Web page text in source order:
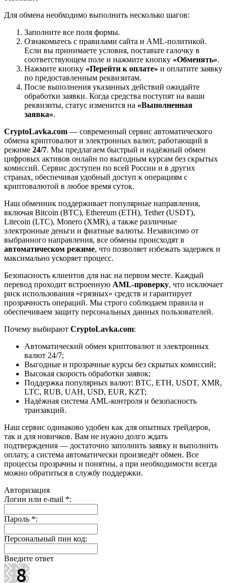
Для обмена необходимо выполнить несколько шагов:
Заполните все поля формы.
Ознакомьтесь с правилами сайта и AML-политикой.
Если вы принимаете условия, поставьте галочку в
соответствующем поле и нажмите кнопку «Обменять».
Нажмите кнопку «Перейти к оплате» и оплатите заявку
по предоставленным реквизитам.
После выполнения указанных действий ожидайте
обработки заявки. Когда средства поступят на ваши
реквизиты, статус изменится на «Выполненная
заявка».
CryptoLavka.com — современный сервис автоматического
обмена криптовалют и электронных валют, работающий в
режиме 24/7. Мы предлагаем быстрый и надёжный обмен
цифровых активов онлайн по выгодным курсам без скрытых
комиссий. Сервис доступен по всей России и в других
странах, обеспечивая удобный доступ к операциям с
криптовалютой в любое время суток.
Наш обменник поддерживает популярные направления,
включая Bitcoin (BTC), Ethereum (ETH), Tether (USDT),
Litecoin (LTC), Monero (XMR), а также различные
электронные деньги и фиатные валюты. Независимо от
выбранного направления, все обмены происходят в
автоматическом режиме, что позволяет избежать задержек и
максимально ускоряет процесс.
Безопасность клиентов для нас на первом месте. Каждый
перевод проходит встроенную AML-проверку, что исключает
риск использования «грязных» средств и гарантирует
прозрачность операций. Мы строго соблюдаем правила и
обеспечиваем защиту персональных данных пользователей.
Почему выбирают CryptoLavka.com:
Автоматический обмен криптовалют и электронных
валют 24/7;
Выгодные и прозрачные курсы без скрытых комиссий;
Высокая скорость обработки заявок;
Поддержка популярных валют: BTC, ETH, USDT, XMR,
LTC, RUB, UAH, USD, EUR, KZT;
Надёжная система AML-контроля и безопасность
транзакций.
Наш сервис одинаково удобен как для опытных трейдеров,
так и для новичков. Вам не нужно долго ждать
подтверждения — достаточно заполнить заявку и выполнить
оплату, а система автоматически произведёт обмен. Все
процессы прозрачны и понятны, а при необходимости всегда
можно обратиться в службу поддержки.
Авторизация
Логин или e-mail *:
Пароль *:
Персональный пин код:
Введите ответ